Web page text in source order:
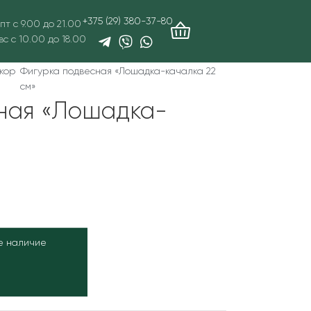
с 9.00 до 21.00
с 10.00 до 18.00
+375 (29) 380-37-80
Фигурка подвесная «Лошадка-качалка 22
см»
«Лошадка-
наличие